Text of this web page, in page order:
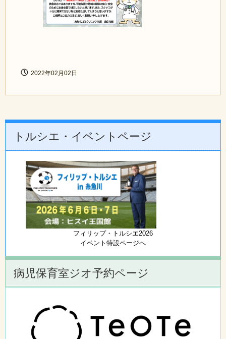
2022年02月02日
トルシエ・イベントページ
フィリップ・トルシエ2026
イベント特設ページへ
病児保育室ジオ予約ページ